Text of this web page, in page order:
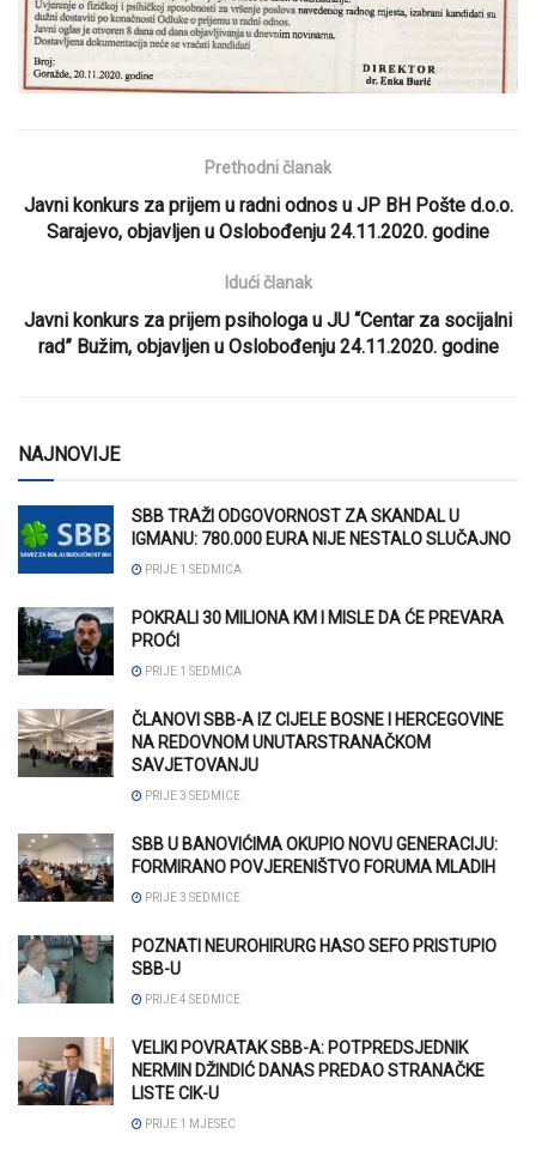
Prethodni članak
Javni konkurs za prijem u radni odnos u JP BH Pošte d.o.o.
Sarajevo, objavljen u Oslobođenju 24.11.2020. godine
Idući članak
Javni konkurs za prijem psihologa u JU “Centar za socijalni
rad” Bužim, objavljen u Oslobođenju 24.11.2020. godine
NAJNOVIJE
SBB TRAŽI ODGOVORNOST ZA SKANDAL U
IGMANU: 780.000 EURA NIJE NESTALO SLUČAJNO
PRIJE 1 SEDMICA
POKRALI 30 MILIONA KM I MISLE DA ĆE PREVARA
PROĆI
PRIJE 1 SEDMICA
ČLANOVI SBB-A IZ CIJELE BOSNE I HERCEGOVINE
NA REDOVNOM UNUTARSTRANAČKOM
SAVJETOVANJU
PRIJE 3 SEDMICE
SBB U BANOVIĆIMA OKUPIO NOVU GENERACIJU:
FORMIRANO POVJERENIŠTVO FORUMA MLADIH
PRIJE 3 SEDMICE
POZNATI NEUROHIRURG HASO SEFO PRISTUPIO
SBB-U
PRIJE 4 SEDMICE
VELIKI POVRATAK SBB-A: POTPREDSJEDNIK
NERMIN DŽINDIĆ DANAS PREDAO STRANAČKE
LISTE CIK-U
PRIJE 1 MJESEC